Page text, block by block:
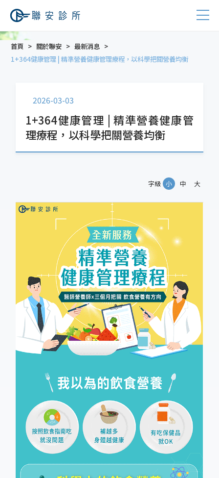
首頁 關於聯安
最新消息
1+364健康管理 | 精準營養健康管理療程，以科學把關營養均衡
2026-03-03
1+364健康管理 | 精準營養健康管
理療程，以科學把關營養均衡
字級 小 中 大